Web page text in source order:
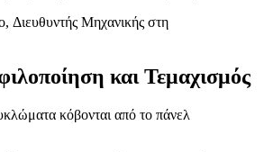
Μηχανικής στη
και Τεμαχισμός
κόβονται από το πάνελ